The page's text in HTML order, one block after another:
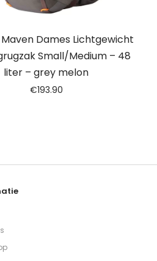
Dames Lichtgewicht
Small/Medium – 48
liter – grey melon
€193.90